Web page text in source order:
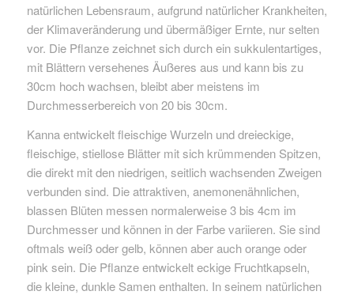
natürlichen Lebensraum, aufgrund natürlicher Krankheiten,
der Klimaveränderung und übermäßiger Ernte, nur selten
vor. Die Pflanze zeichnet sich durch ein sukkulentartiges,
mit Blättern versehenes Äußeres aus und kann bis zu
30cm hoch wachsen, bleibt aber meistens im
Durchmesserbereich von 20 bis 30cm.
Kanna entwickelt fleischige Wurzeln und dreieckige,
fleischige, stiellose Blätter mit sich krümmenden Spitzen,
die direkt mit den niedrigen, seitlich wachsenden Zweigen
verbunden sind. Die attraktiven, anemonenähnlichen,
blassen Blüten messen normalerweise 3 bis 4cm im
Durchmesser und können in der Farbe variieren. Sie sind
oftmals weiß oder gelb, können aber auch orange oder
pink sein. Die Pflanze entwickelt eckige Fruchtkapseln,
die kleine, dunkle Samen enthalten. In seinem natürlichen